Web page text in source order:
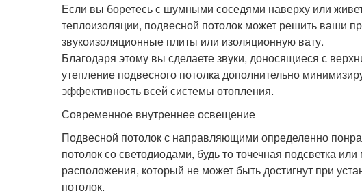
Если вы боретесь с шумными соседями наверху или
теплоизоляции, подвесной потолок может решить ваши
звукоизоляционные плиты или изоляционную вату.
Благодаря этому вы сделаете звуки, доносящиеся с
утепление подвесного потолка дополнительно
эффективность всей системы отопления.
Современное внутреннее освещение
Подвесной потолок с направляющими определенно
потолок со светодиодами, будь то точечная подсветка
расположения, который не может быть достигнут при
потолок.